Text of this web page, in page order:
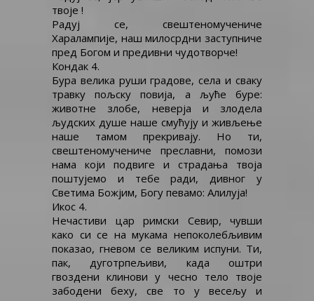
твоје !
Радуј се, свештеномучениче
Харалампије, наш милосрдни заступниче
пред Богом и предивни чудотворче!
Кондак 4.
Бура велика руши градове, села и сваку
травку пољску повија, а љуће буре:
животне злобе, неверја и злодела
људских душе наше смућују и живљење
наше тамом прекривају. Но ти,
свештеномучениче преславни, помози
нама који подвиге и страдања твоја
поштујемо и тебе ради, дивног у
Светима Божјим, Богу певамо: Алилуја!
Икос 4.
Нечастиви цар римски Севир, чувши
како си се на мукама непоколебљивим
показао, гневом се великим испуни. Ти,
пак, дуготрпељиви, када оштри
гвоздени клинови у чесно тело твоје
забодени беху, све то у весељу и